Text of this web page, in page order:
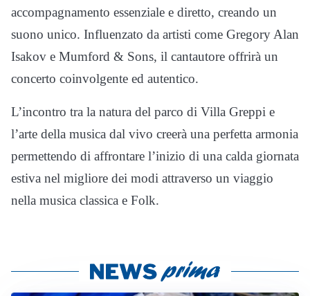
accompagnamento essenziale e diretto, creando un
suono unico. Influenzato da artisti come Gregory Alan
Isakov e Mumford & Sons, il cantautore offrirà un
concerto coinvolgente ed autentico.
L’incontro tra la natura del parco di Villa Greppi e
l’arte della musica dal vivo creerà una perfetta armonia
permettendo di affrontare l’inizio di una calda giornata
estiva nel migliore dei modi attraverso un viaggio
nella musica classica e Folk.